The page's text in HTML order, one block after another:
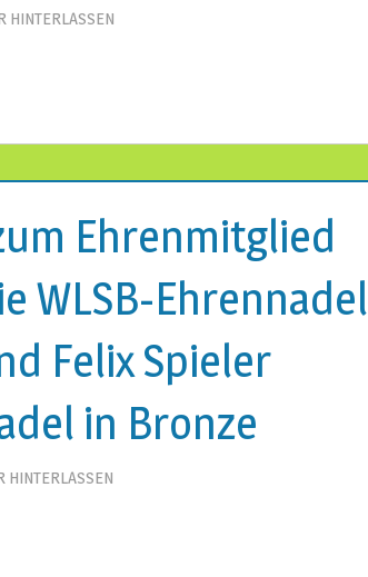
HINTERLASSEN
Ehrenmitglied
WLSB-Ehrennadel
Felix Spieler
in Bronze
HINTERLASSEN